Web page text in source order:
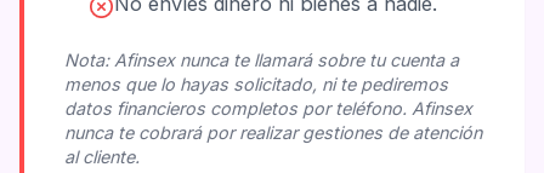
Nota: Afinsex nunca te llamará sobre tu cuenta a
menos que lo hayas solicitado, ni te pediremos
datos financieros completos por teléfono. Afinsex
nunca te cobrará por realizar gestiones de atención
al cliente.